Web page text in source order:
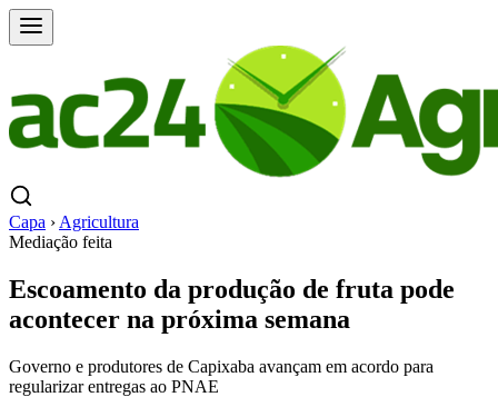
Capa › Agricultura
Mediação feita
Escoamento da produção de fruta pode
acontecer na próxima semana
Governo e produtores de Capixaba avançam em acordo para
regularizar entregas ao PNAE